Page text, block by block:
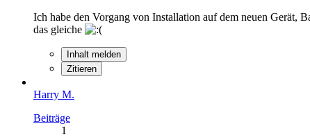
Ich habe den Vorgang von Installation auf dem neuen Gerät,
das gleiche
Inhalt melden
Zitieren
Harry M.
Beiträge
1